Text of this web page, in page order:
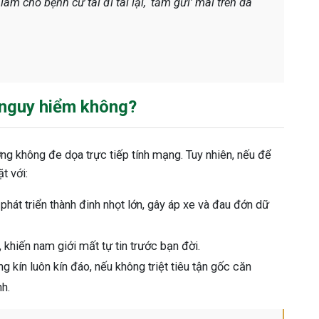
cho bệnh cứ tái đi tái lại, ‘tầm gửi’ mãi trên da
hiểm không?
không đe dọa trực tiếp tính mạng. Tuy nhiên, nếu để
với:
triển thành đinh nhọt lớn, gây áp xe và đau đớn dữ
khiến nam giới mất tự tin trước bạn đời.
kín luôn kín đáo, nếu không triệt tiêu tận gốc căn